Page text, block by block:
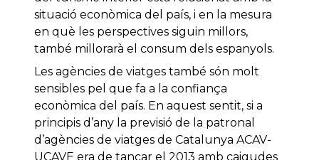
situació econòmica del país, i en la mesura
en què les perspectives siguin millors,
també millorarà el consum dels espanyols.
Les agències de viatges també són molt
sensibles pel que fa a la confiança
econòmica del país. En aquest sentit, si a
principis d’any la previsió de la patronal
d’agències de viatges de Catalunya ACAV-
UCAVE era de tancar el 2013 amb caigudes